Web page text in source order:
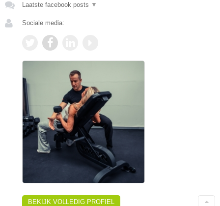
Laatste facebook posts ▼
Sociale media:
BEKIJK VOLLEDIG PROFIEL